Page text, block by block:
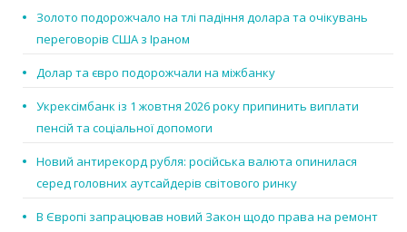
Золото подорожчало на тлі падіння долара та очікувань
переговорів США з Іраном
Долар та євро подорожчали на міжбанку
Укрексімбанк із 1 жовтня 2026 року припинить виплати
пенсій та соціальної допомоги
Новий антирекорд рубля: російська валюта опинилася
серед головних аутсайдерів світового ринку
В Європі запрацював новий Закон щодо права на ремонт